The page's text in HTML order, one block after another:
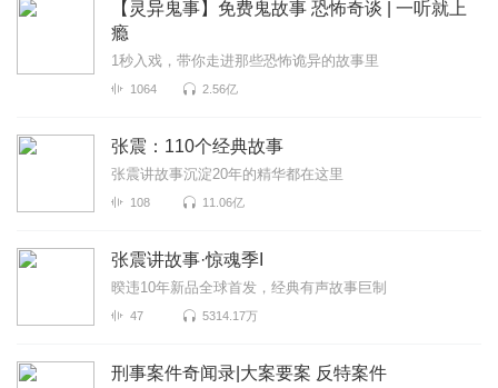
【灵异鬼事】免费鬼故事 恐怖奇谈 | 一听就上
瘾
1秒入戏，带你走进那些恐怖诡异的故事里
1064 2.56亿
张震：110个经典故事
张震讲故事沉淀20年的精华都在这里
108 11.06亿
张震讲故事·惊魂季I
暌违10年新品全球首发，经典有声故事巨制
47 5314.17万
刑事案件奇闻录|大案要案 反特案件